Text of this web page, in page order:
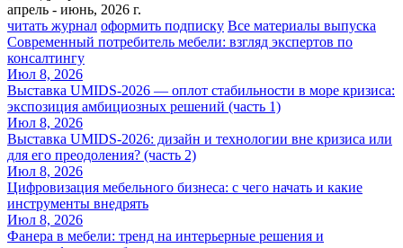
апрель - июнь, 2026 г.
читать журнал оформить подписку Все материалы выпуска
Современный потребитель мебели: взгляд экспертов по
консалтингу
Июл 8, 2026
Выставка UMIDS-2026 — оплот стабильности в море кризиса:
экспозиция амбициозных решений (часть 1)
Июл 8, 2026
Выставка UMIDS-2026: дизайн и технологии вне кризиса или
для его преодоления? (часть 2)
Июл 8, 2026
Цифровизация мебельного бизнеса: с чего начать и какие
инструменты внедрять
Июл 8, 2026
Фанера в мебели: тренд на интерьерные решения и